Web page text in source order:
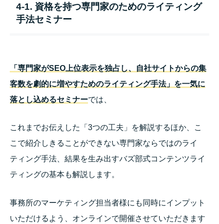
4-1. 資格を持つ専門家のためのライティング
手法セミナー
「専門家がSEO上位表示を独占し、
自社サイトからの集
客数を劇的に増やすためのライティング手法」を一気に
落とし込めるセミナーでは、
これまでお伝えした「3つの工夫」を解説するほか、こ
こで紹介しきることができない専門家ならではのライ
ティング手法、結果を生み出すバズ部式コンテンツライ
ティングの基本も解説します。
事務所のマーケティング担当者様にも同時にインプット
いただけるよう、オンラインで開催させていただきます